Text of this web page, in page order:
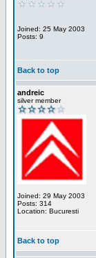
Joined: 25 May 2003
Posts: 9
Back to top
andreic
silver member
Joined: 29 May 2003
Posts: 314
Location: Bucuresti
Back to top